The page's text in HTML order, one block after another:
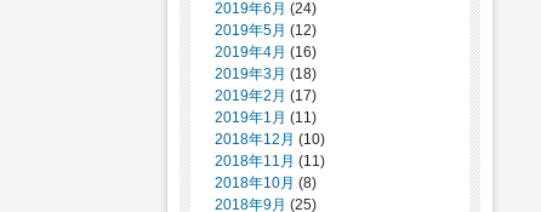
2019年6月 (24)
2019年5月 (12)
2019年4月 (16)
2019年3月 (18)
2019年2月 (17)
2019年1月 (11)
2018年12月 (10)
2018年11月 (11)
2018年10月 (8)
2018年9月 (25)